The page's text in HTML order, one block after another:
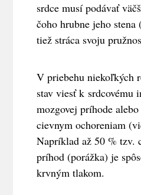
srdce musí podávať
čoho hrubne jeho
tiež stráca svoju
V priebehu niekoľkých
stav viesť k srdcovému
mozgovej príhode
cievnym ochoreniam
Napríklad až 50 % tzv.
príhod (porážka) je
krvným tlakom.